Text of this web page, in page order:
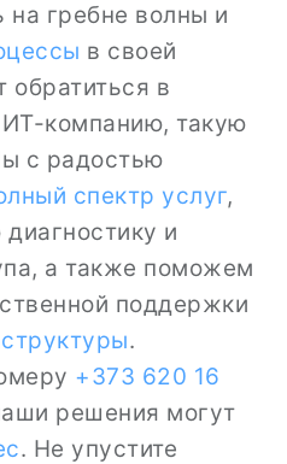
на гребне волны и
в своей
обратиться в
компанию, такую
с радостью
спектр услуг,
и
а также поможем
поддержки
.
+373 620 16
решения могут
. Не упустите